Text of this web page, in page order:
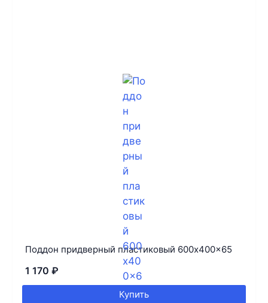
Поддон придверный пластиковый 600x400x65
1 170 ₽
Купить